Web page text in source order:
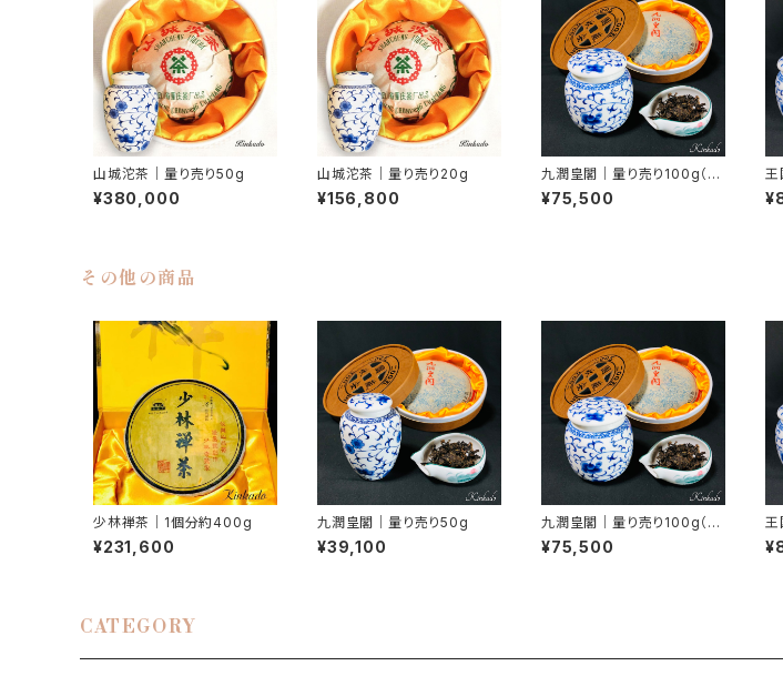
山城沱茶｜量り売り50g
¥380,000
山城沱茶｜量り売り20g
¥156,800
九潤皇閣｜量り売り100g（数
量限定）
¥75,500
王
り
その他の商品
少林禅茶｜1個分約400g
¥231,600
九潤皇閣｜量り売り50g
¥39,100
九潤皇閣｜量り売り100g（数
量限定）
¥75,500
王
り
CATEGORY